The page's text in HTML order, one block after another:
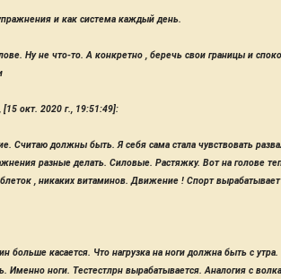
и как система каждый день.
Ну не что-то. А конкретно , беречь свои границы и
окт. 2020 г., 19:51:49]:
Считаю должны быть. Я себя сама стала чувствовать
разные делать. Силовые. Растяжку. Вот на голове
, никаких витаминов. Движение ! Спорт
больше касается. Что нагрузка на ноги должна быть с
Именно ноги. Тестестлрн вырабатывается. Аналогия с